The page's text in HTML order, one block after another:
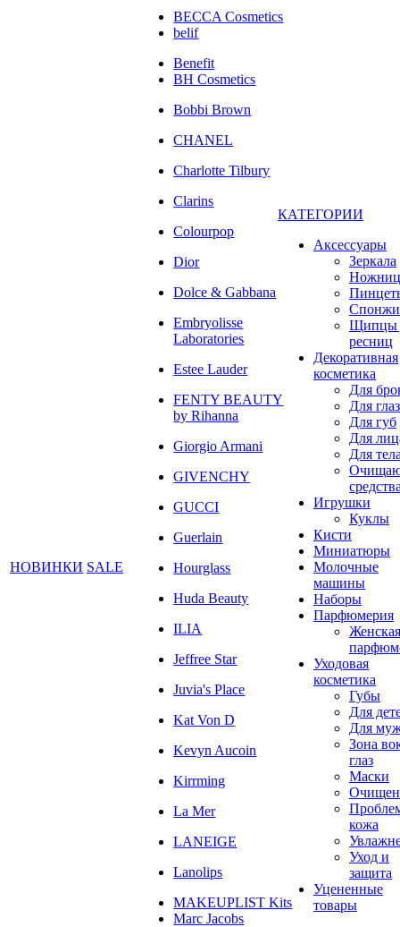
НОВИНКИ SALE
BECCA Cosmetics
belif
Benefit
BH Cosmetics
Bobbi Brown
CHANEL
Charlotte Tilbury
Clarins
Colourpop
Dior
Dolce & Gabbana
Embryolisse
Laboratories
Estee Lauder
FENTY BEAUTY
by Rihanna
Giorgio Armani
GIVENCHY
GUCCI
Guerlain
Hourglass
Huda Beauty
ILIA
Jeffree Star
Juvia's Place
Kat Von D
Kevyn Aucoin
Kirrming
La Mer
LANEIGE
Lanolips
MAKEUPLIST Kits
Marc Jacobs
КАТЕГОРИИ
Аксессуары
Зеркала
Спонжи
Щипцы
ресниц
Декоративная
косметика
Для
Для глаз
Для губ
Для
Для
Игрушки
Куклы
Кисти
Миниатюры
Молочные
машины
Наборы
Парфюмерия
Женская
Уходовая
косметика
Губы
Для
Для
Зона
глаз
Маски
кожа
Уход и
защита
Уцененные
товары